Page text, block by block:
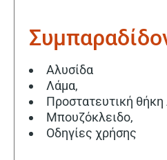
Αλυσίδα
Λάμα,
Προστατευτική θήκη
Μπουζόκλειδο,
Οδηγίες χρήσης